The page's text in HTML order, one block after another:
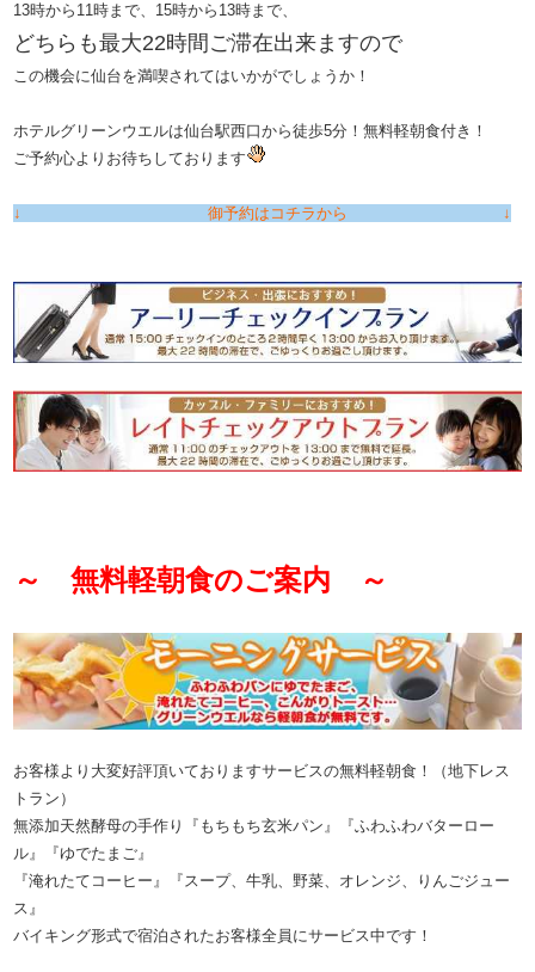
13時から11時まで、15時から13時まで、
​どちらも最大22時間ご滞在出来ますので​
この機会に仙台を満喫されてはいかがでしょうか！
ホテルグリーンウエルは仙台駅西口から徒歩5分！無料軽朝食付き！
​ご予約心よりお待ちしております
↓ 御予約はコチラから ↓
～ 無料軽朝食のご案内 ～
お客様より大変好評頂いておりますサービスの無料軽朝食！
（地下レス
トラン）
無添加天然酵母の手作り『もちもち玄米パン』『ふわふわバターロー
ル』『ゆでたまご』
『淹れたてコーヒー』『スープ、牛乳、野菜、オレンジ、りんごジュー
ス』
バイキング形式で宿泊されたお客様全員にサービス中です！